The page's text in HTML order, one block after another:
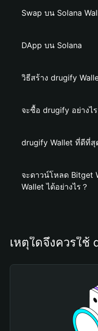
Swap บน Solana
DApp บน Solana
วิธีสร้าง drugify
จะซื้อ drugify อย่างไร
drugify Wallet ที่ดีที่สุ
จะดาวน์โหลด Bitget
Wallet ได้อย่างไร？
เหตุใดจึงควรใช้